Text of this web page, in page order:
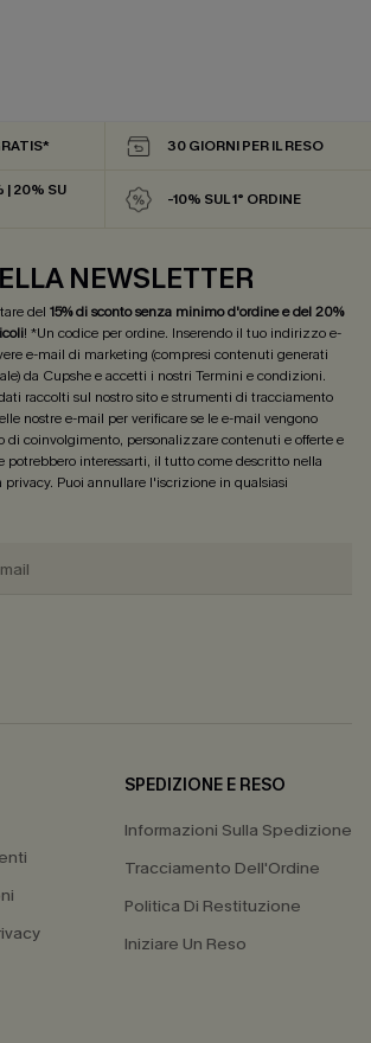
30 GIORNI PER IL RESO
| 20% SU
-10% SUL 1° ORDINE
NEWSLETTER
del 15% di sconto senza minimo d'ordine e del 20%
! *Un codice per ordine. Inserendo il tuo indirizzo e-
e-mail di marketing (compresi contenuti generati
da Cupshe e accetti i nostri Termini e condizioni.
raccolti sul nostro sito e strumenti di tracciamento
nostre e-mail per verificare se le e-mail vengono
di coinvolgimento, personalizzare contenuti e offerte e
potrebbero interessarti, il tutto come descritto nella
privacy. Puoi annullare l'iscrizione in qualsiasi
SPEDIZIONE E RESO
Informazioni Sulla Spedizione
Tracciamento Dell'Ordine
Politica Di Restituzione
Iniziare Un Reso